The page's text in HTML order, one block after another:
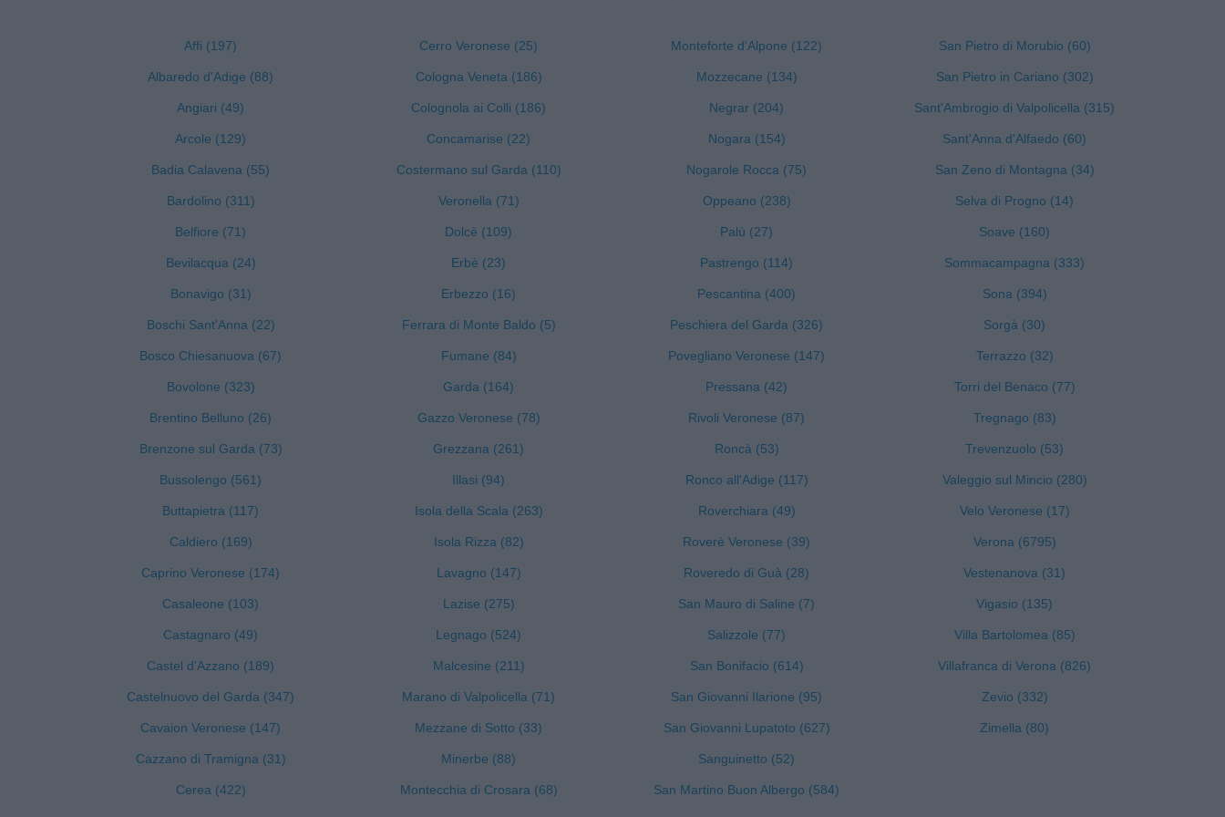
Affi (197)
Albaredo d'Adige (88)
Angiari (49)
Arcole (129)
Badia Calavena (55)
Bardolino (311)
Belfiore (71)
Bevilacqua (24)
Bonavigo (31)
Boschi Sant'Anna (22)
Bosco Chiesanuova (67)
Bovolone (323)
Brentino Belluno (26)
Brenzone sul Garda (73)
Bussolengo (561)
Buttapietra (117)
Caldiero (169)
Caprino Veronese (174)
Casaleone (103)
Castagnaro (49)
Castel d'Azzano (189)
Castelnuovo del Garda (347)
Cavaion Veronese (147)
Cazzano di Tramigna (31)
Cerea (422)
Cerro Veronese (25)
Cologna Veneta (186)
Colognola ai Colli (186)
Concamarise (22)
Costermano sul Garda (110)
Veronella (71)
Dolcè (109)
Erbè (23)
Erbezzo (16)
Ferrara di Monte Baldo (5)
Fumane (84)
Garda (164)
Gazzo Veronese (78)
Grezzana (261)
Illasi (94)
Isola della Scala (263)
Isola Rizza (82)
Lavagno (147)
Lazise (275)
Legnago (524)
Malcesine (211)
Marano di Valpolicella (71)
Mezzane di Sotto (33)
Minerbe (88)
Montecchia di Crosara (68)
Monteforte d'Alpone (122)
Mozzecane (134)
Negrar (204)
Nogara (154)
Nogarole Rocca (75)
Oppeano (238)
Palù (27)
Pastrengo (114)
Pescantina (400)
Peschiera del Garda (326)
Povegliano Veronese (147)
Pressana (42)
Rivoli Veronese (87)
Roncà (53)
Ronco all'Adige (117)
Roverchiara (49)
Roverè Veronese (39)
Roveredo di Guà (28)
San Mauro di Saline (7)
Salizzole (77)
San Bonifacio (614)
San Giovanni Ilarione (95)
San Giovanni Lupatoto (627)
Sanguinetto (52)
San Martino Buon Albergo (584)
San Pietro di Morubio (60)
San Pietro in Cariano (302)
Sant'Ambrogio di Valpolicella (315)
Sant'Anna d'Alfaedo (60)
San Zeno di Montagna (34)
Selva di Progno (14)
Soave (160)
Sommacampagna (333)
Sona (394)
Sorgà (30)
Terrazzo (32)
Torri del Benaco (77)
Tregnago (83)
Trevenzuolo (53)
Valeggio sul Mincio (280)
Velo Veronese (17)
Verona (6795)
Vestenanova (31)
Vigasio (135)
Villa Bartolomea (85)
Villafranca di Verona (826)
Zevio (332)
Zimella (80)